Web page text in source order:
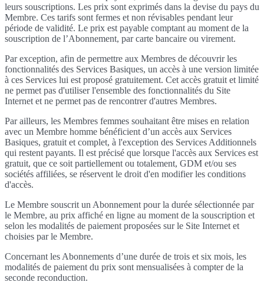
leurs souscriptions. Les prix sont exprimés dans la devise du pays du
Membre. Ces tarifs sont fermes et non révisables pendant leur
période de validité. Le prix est payable comptant au moment de la
souscription de l’Abonnement, par carte bancaire ou virement.
Par exception, afin de permettre aux Membres de découvrir les
fonctionnalités des Services Basiques, un accès à une version limitée
à ces Services lui est proposé gratuitement. Cet accès gratuit et limité
ne permet pas d'utiliser l'ensemble des fonctionnalités du Site
Internet et ne permet pas de rencontrer d'autres Membres.
Par ailleurs, les Membres femmes souhaitant être mises en relation
avec un Membre homme bénéficient d’un accès aux Services
Basiques, gratuit et complet, à l'exception des Services Additionnels
qui restent payants. Il est précisé que lorsque l'accès aux Services est
gratuit, que ce soit partiellement ou totalement, GDM et/ou ses
sociétés affiliées, se réservent le droit d'en modifier les conditions
d'accès.
Le Membre souscrit un Abonnement pour la durée sélectionnée par
le Membre, au prix affiché en ligne au moment de la souscription et
selon les modalités de paiement proposées sur le Site Internet et
choisies par le Membre.
Concernant les Abonnements d’une durée de trois et six mois, les
modalités de paiement du prix sont mensualisées à compter de la
seconde reconduction.